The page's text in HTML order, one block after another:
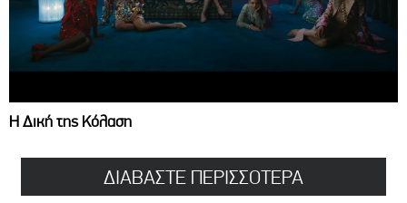
Η Δική της Κόλαση
ΔΙΑΒΑΣΤΕ ΠΕΡΙΣΣΟΤΕΡΑ